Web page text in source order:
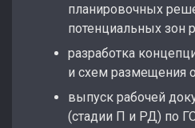
планировочных
потенциальных зон
разработка
и схем размещения
выпуск рабочей
(стадии П и РД) по